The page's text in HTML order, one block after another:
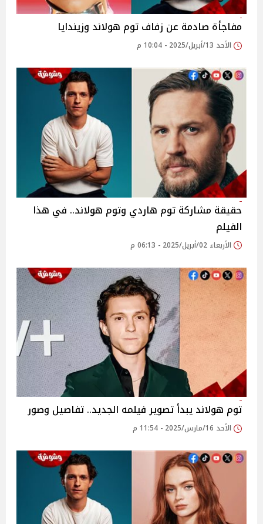
مفاجأة صادمة عن زفاف توم هولاند وزيندايا
الأحد 13/أبريل/2025 - 10:04 م
حقيقة مشاركة توم هاردي وتوم هولاند.. في هذا
الفيلم
الأربعاء 02/أبريل/2025 - 06:13 م
توم هولاند يبدأ تصوير فيلمه الجديد.. تفاصيل وصور
الأحد 16/مارس/2025 - 11:54 م